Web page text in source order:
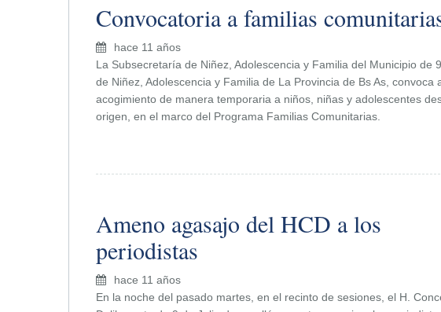
Convocatoria a familias
hace 11 años
La Subsecretaría de Niñez, Adolescencia y Familia del Municipio de
de Niñez, Adolescencia y Familia de La Provincia de Bs As,
acogimiento de manera temporaria a niños, niñas y adolescentes
origen, en el marco del Programa Familias Comunitarias.
Ameno agasajo del HCD a los
periodistas
hace 11 años
En la noche del pasado martes, en el recinto de sesiones, el H.